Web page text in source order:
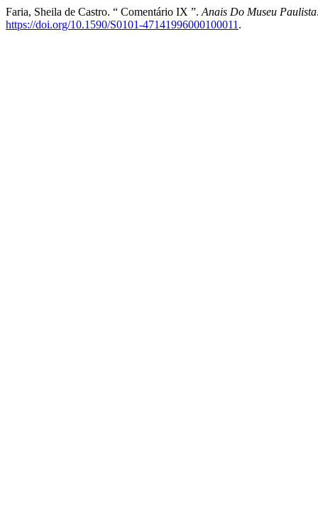
Faria, Sheila de Castro. “ Comentário IX ”. Anais Do Museu
https://doi.org/10.1590/S0101-47141996000100011 .